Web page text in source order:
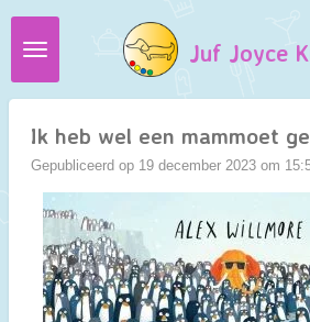
Ga
direct
de
Juf Joyce
Ik heb wel een mammoet
Gepubliceerd op 19 december 2023 om